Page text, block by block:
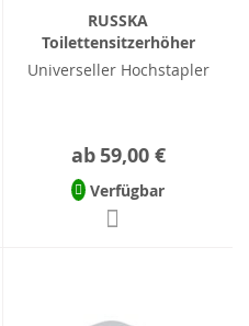
RUSSKA
Toilettensitzerhöher
Universeller Hochstapler
ab 59,00 €
Verfügbar